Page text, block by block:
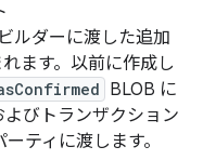
ビルダーに渡した追加
ます。以前に作成し
BLOB に
びトランザクション
ティに渡します。